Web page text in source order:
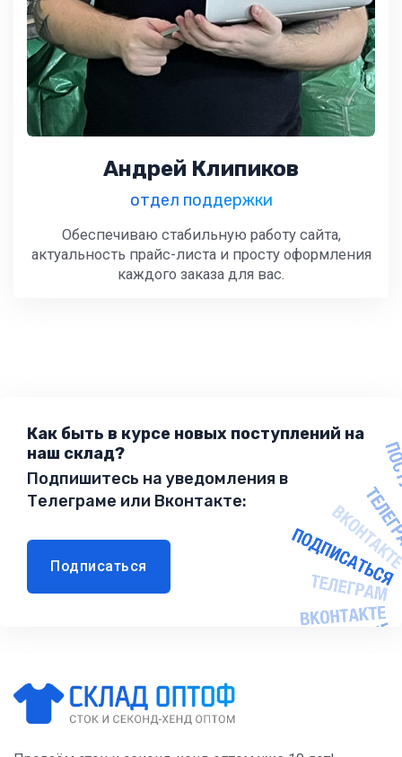
Андрей Клипиков
отдел поддержки
Обеспечиваю стабильную работу сайта,
актуальность прайс-листа и просту оформления
каждого заказа для вас.
Как быть в курсе новых поступлений на
наш склад?
Подпишитесь на уведомления в
Телеграме или Вконтакте:
Подписаться